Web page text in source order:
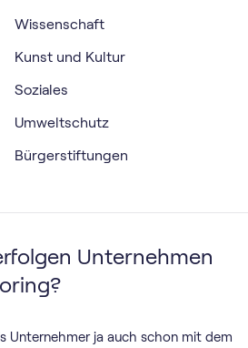
Wissenschaft
Kunst und Kultur
Soziales
Umweltschutz
Bürgerstiftungen
Unternehmen
Unternehmer ja auch schon mit dem